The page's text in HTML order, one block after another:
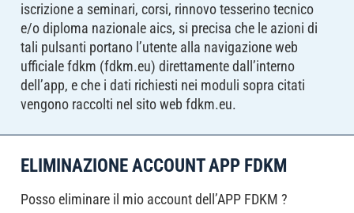
iscrizione a seminari, corsi, rinnovo tesserino tecnico
e/o diploma nazionale aics, si precisa che le azioni di
tali pulsanti portano l’utente alla navigazione web
ufficiale fdkm (fdkm.eu) direttamente dall’interno
dell’app, e che i dati richiesti nei moduli sopra citati
vengono raccolti nel sito web fdkm.eu.
ELIMINAZIONE ACCOUNT APP FDKM
Posso eliminare il mio account dell’APP FDKM ?